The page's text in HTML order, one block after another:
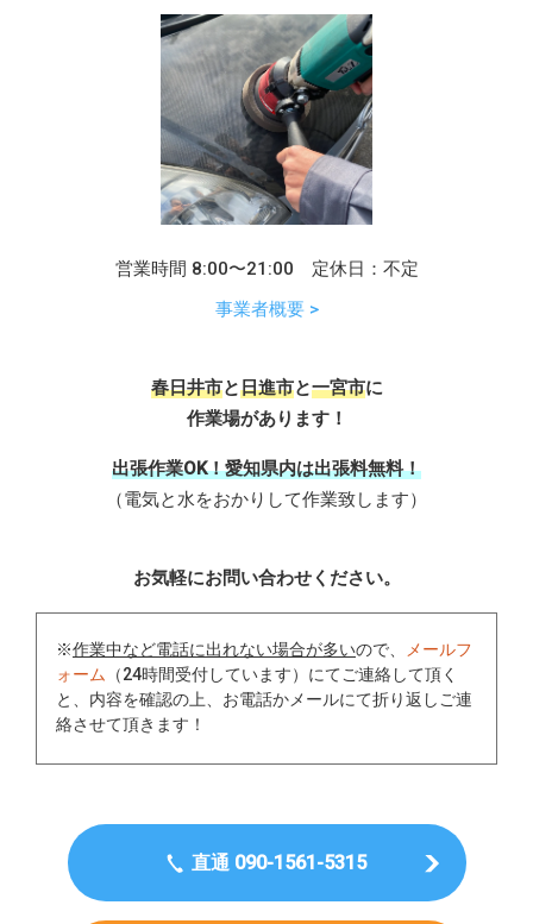
営業時間 8:00〜21:00 定休日：不定
事業者概要 >
春日井市と日進市と一宮市に
作業場があります！
出張作業OK！愛知県内は出張料無料！
（電気と水をおかりして作業致します）
お気軽にお問い合わせください。
※作業中など電話に出れない場合が多いので、
メールフ
ォーム （24時間受付しています）にてご連絡して頂く
と、内容を確認の上、お電話かメールにて折り返しご連
絡させて頂きます！
直通 090-1561-5315